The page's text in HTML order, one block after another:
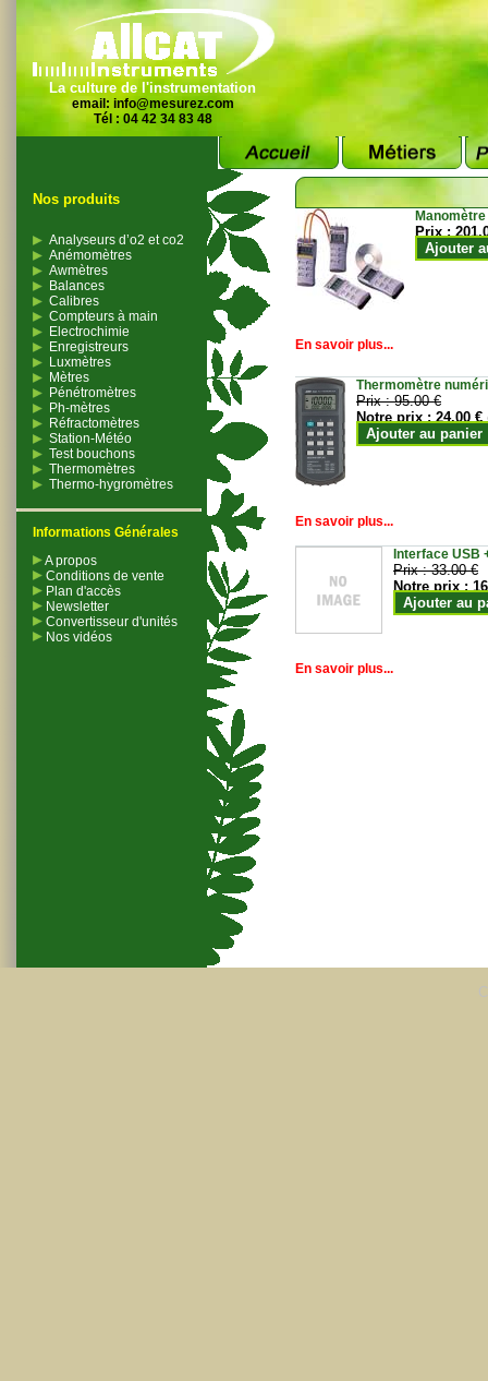
La culture de l'instrumentation
email: info@mesurez.com
Tél : 04 42 34 83 48
Nos produits
Analyseurs d’o2 et co2
Anémomètres
Awmètres
Balances
Calibres
Compteurs à main
Electrochimie
Enregistreurs
Luxmètres
Mètres
Pénétromètres
Ph-mètres
Réfractomètres
Station-Météo
Test bouchons
Thermomètres
Thermo-hygromètres
Informations Générales
A propos
Conditions de vente
Plan d'accès
Newsletter
Convertisseur d'unités
Nos vidéos
Prix :
Ajouter
En savoir plus...
Thermomètre
Prix :95.00 €
Notre prix :24.00 €
Ajouter au panier
En savoir plus...
Interface USB
Prix :33.00 €
Notre prix :
Ajouter au
En savoir plus...